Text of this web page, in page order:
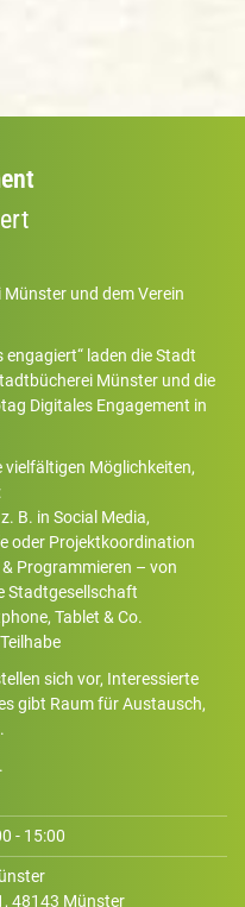
und dem Verein
laden die Stadt
Münster und die
Digitales Engagement in
vielfältigen Möglichkeiten,
B. in Social Media,
oder Projektkoordination
Programmieren – von
Stadtgesellschaft
Tablet & Co.
sich vor, Interessierte
gibt Raum für Austausch,
- 15:00
48143 Münster